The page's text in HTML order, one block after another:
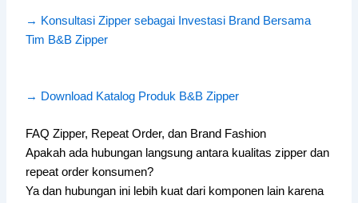
→ Konsultasi Zipper sebagai Investasi Brand Bersama
Tim B&B Zipper
→ Download Katalog Produk B&B Zipper
FAQ Zipper, Repeat Order, dan Brand Fashion
Apakah ada hubungan langsung antara kualitas zipper dan
repeat order konsumen?
Ya dan hubungan ini lebih kuat dari komponen lain karena